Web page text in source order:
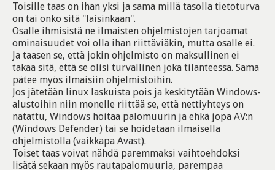
Toisille taas on ihan yksi ja sama millä tasolla tietoturva
on tai onko sitä "laisinkaan".
Osalle ihmisistä ne ilmaisten ohjelmistojen tarjoamat
ominaisuudet voi olla ihan riittäviäkin, mutta osalle ei.
Ja taasen se, että jokin ohjelmisto on maksullinen ei
takaa sitä, että se olisi turvallinen joka tilanteessa. Sama
pätee myös ilmaisiin ohjelmistoihin.
Jos jätetään linux laskuista pois ja keskitytään Windows-
alustoihin niin monelle riittää se, että nettiyhteys on
natattu, Windows hoitaa palomuurin ja ehkä jopa AV:n
(Windows Defender) tai se hoidetaan ilmaisella
ohjelmistolla (vaikkapa Avast).
Toiset taas voivat nähdä paremmaksi vaihtoehdoksi
lisätä sekaan myös rautapalomuuria, parempaa